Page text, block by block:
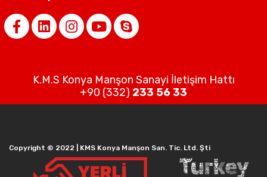
K.M.S Konya Manşon Sanayi İletişim Hattı
+90 (332) 233 56 33
Copyright © 2022 | KMS Konya Manşon San. Tic. Ltd. Şti